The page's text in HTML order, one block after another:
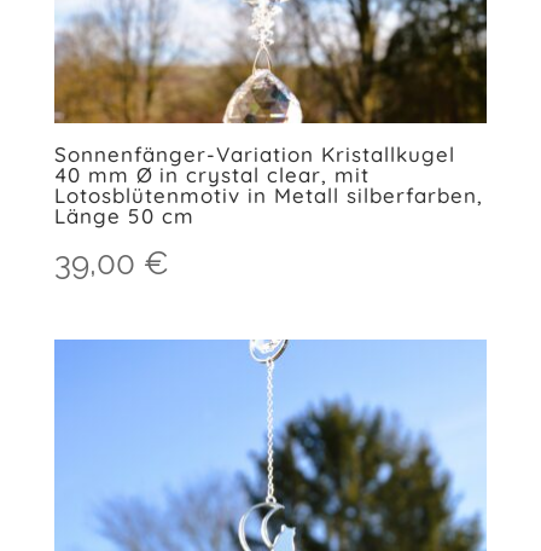
Sonnenfänger-Variation Kristallkugel
40 mm Ø in crystal clear, mit
Lotosblütenmotiv in Metall silberfarben,
Länge 50 cm
39,00 €